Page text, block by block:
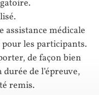
assistance médicale
les participants.
de façon bien
de l’épreuve,
remis.